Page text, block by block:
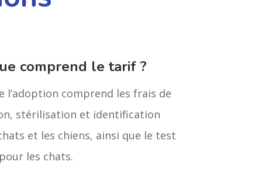
comprend le tarif ?
l’adoption comprend les frais de
stérilisation et identification
et les chiens, ainsi que le test
les chats.